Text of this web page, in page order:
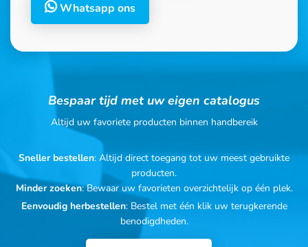
Whatsapp ons
Bespaar tijd met uw eigen catalogus
Altijd uw favoriete producten binnen handbereik
Sneller bestellen: Altijd direct toegang tot uw meest gebruikte
producten.
Minder zoeken: Bewaar uw favorieten overzichtelijk op één plek.
Eenvoudig herbestellen: Bestel met één klik uw terugkerende
benodigdheden.